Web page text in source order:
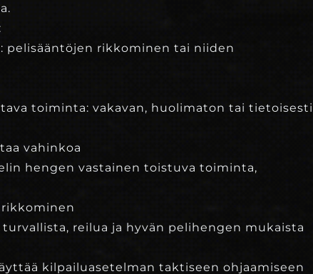
pelisääntöjen rikkominen tai niiden
toiminta: vakavan, huolimaton tai tietoisesti
vahinkoa
hengen vastainen toistuva toiminta,
reilua ja hyvän pelihengen mukaista
kilpailuasetelman taktiseen ohjaamiseen